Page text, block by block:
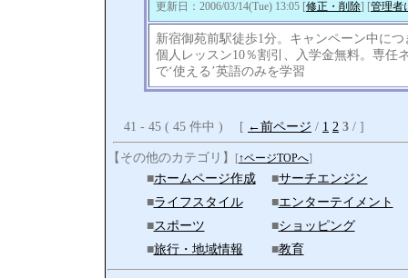
更新日：2006/03/14(Tue) 13:05 [修正・削除] [管理者
新宿御苑前駅徒歩1分。キャンペーン中に
個人レッスン10％割引、入学金無料。専任
で‘使える’英語のみを学習
41 - 45 ( 45 件中 ) [ ←前ページ / 1 2 3 / ]
【その他のカテゴリ】 [↑ページTOPへ]
■ホームページ作成 ■サーチエンジン
■ライフスタイル ■エンターテイメント
■スポーツ ■ショッピング
■旅行・地域情報 ■教育